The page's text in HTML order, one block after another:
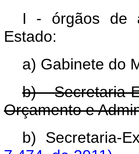
I - órgãos de
Estado:
a) Gabinete do
b) Secretaria-
Orçamento e
b)